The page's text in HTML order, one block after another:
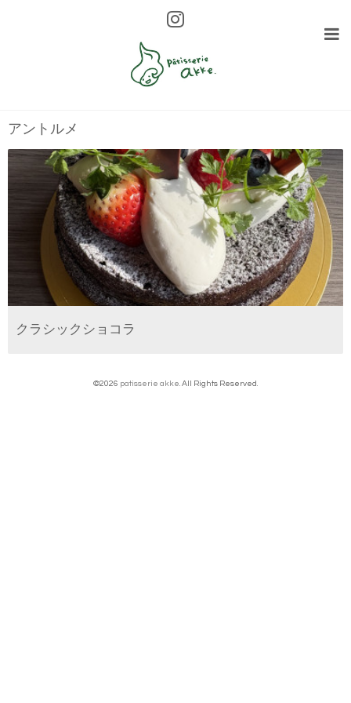
アントルメ
クラシックショコラ
©2026 patisserie akke. All Rights Reserved.